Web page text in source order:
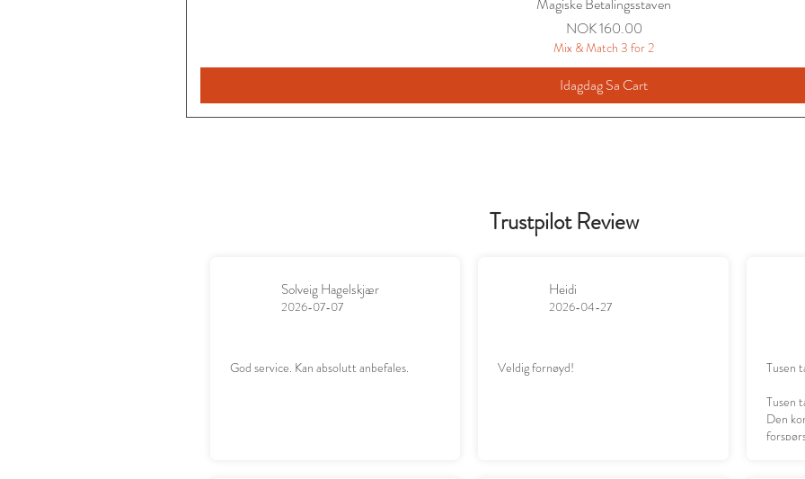
Presyo
NOK 160.00
Mix & Match 3 for 2
Idagdag Sa Cart
Trustpilot Review
Solveig Hagelskjær
2026-07-07
God service. Kan absolutt anbefales.
Heidi
2026-04-27
Veldig fornøyd!
Tusen
Tusen
Den